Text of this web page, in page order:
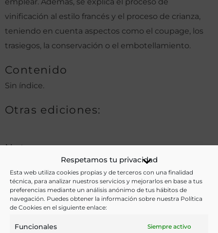
Respetamos tu privacidad
Esta web utiliza cookies propias y de terceros con una finalidad
técnica, para analizar nuestros servicios y mejorarlos en base a tus
preferencias mediante un análisis anónimo de tus hábitos de
navegación. Puedes obtener la información sobre nuestra Política
de Cookies en el siguiente enlace:
Funcionales Siempre activo
vinificación al estilo francés y el proceso de crianza,
teniendo en cuenta aspectos como el coupage, los
trasiegos, la conservación o el embotellamiento.
Contenido
Sin índice.
Otras ediciones:
Notas:
Según se indica en la portada, esta obra obtuvo el
premio de la Diputación Provincial de Barcelona en el
Certamen celebrado por el Centro Agrícola del